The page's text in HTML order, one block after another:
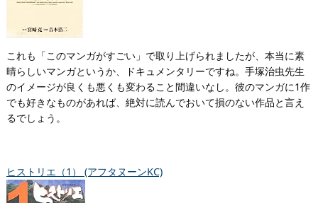
これも「このマンガがすごい」で取り上げられましたが、本当に素
晴らしいマンガというか、ドキュメンタリーですね。手塚治虫先生
のイメージが良くも悪くも変わること間違いなし。彼のマンガに1作
でも好きなものがあれば、絶対に読んでおいて損のない作品と言え
るでしょう。
ヒストリエ（1） (アフタヌーンKC)